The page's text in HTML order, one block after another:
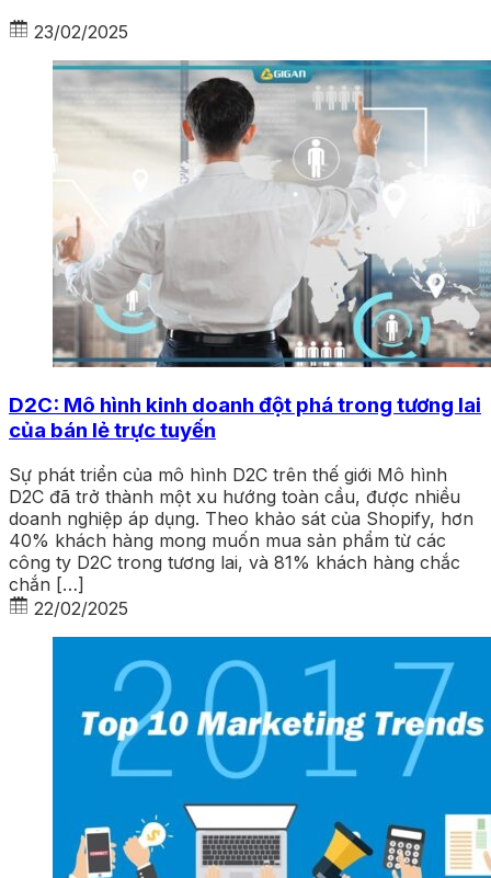
23/02/2025
D2C: Mô hình kinh doanh đột phá trong tương lai
của bán lẻ trực tuyến
Sự phát triển của mô hình D2C trên thế giới Mô hình
D2C đã trở thành một xu hướng toàn cầu, được nhiều
doanh nghiệp áp dụng. Theo khảo sát của Shopify, hơn
40% khách hàng mong muốn mua sản phẩm từ các
công ty D2C trong tương lai, và 81% khách hàng chắc
chắn […]
22/02/2025